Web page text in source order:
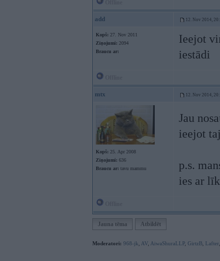
add 12. Nov 2014,
Kopš: 27. Nov 2011
Ziņojumi: 2094
Braucu ar:
Ieejot
iestādi
mtx 12. Nov 2014,
Kopš: 25. Apr 2008
Ziņojumi: 636
Braucu ar: tavu mammu
Jau
ieejot
p.s.
ies ar
Jauna tēma Atbildēt
Moderatori: 968-jk AV AiwaShuraLLP, GirtzB Lafter